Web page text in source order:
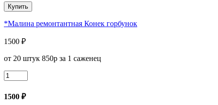
(полукарлик)
Купить
*Малина ремонтантная Конек горбунок
1500 ₽
от 20 штук 850р за 1 саженец
Количество
товара
*Малина
ремонтантная
1500 ₽